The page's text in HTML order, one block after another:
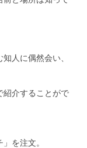
人に偶然会い、
紹介することがで
を注文。